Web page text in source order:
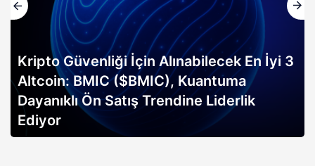
Kripto Güvenliği İçin Alınabilecek En İyi 3
Altcoin: BMIC ($BMIC), Kuantuma
Dayanıklı Ön Satış Trendine Liderlik
Ediyor